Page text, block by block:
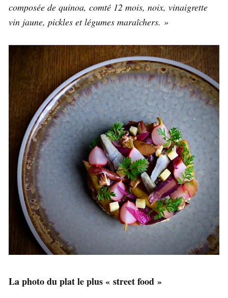
composée de quinoa, comté 12 mois, noix, vinaigrette
vin jaune, pickles et légumes maraîchers. »
La photo du plat le plus « street food »